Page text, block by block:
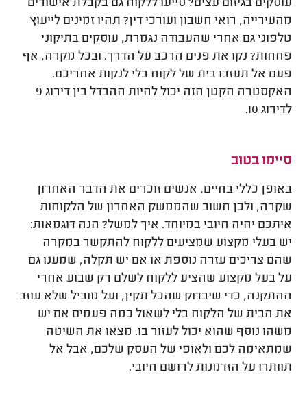
עוסקים בגיזום עצים? סייעו ללקוח גם בקבלת אישורים
מהעירייה, רואי חשבון ועורכי דין? תהיו זמינים לייעוץ
טלפוני גם אחרי שהעבודה נגמרת, עוסקים בתיקוני
פחחות? נקו את פנים הרכב על הדרך. ובכל מקרה, אף
פעם אל תעזבו בית של לקוח בלי לנקות אחריכם.
האקסטרה הקטן הזה יכול להיות ההבדל בין דירוג 9
לדירוג 10.
סיימו בטוב
באופן כללי בחיים, אנשים זוכרים את הדבר האחרון
שקרה, ולכן חשוב שהממשק האחרון של הלקוחות
איתכם יהיה חיובי במיוחד. איך למשל? הנה דוגמאות:
יש בעלי מקצוע שמציעים ללקוח להתקשר במקרה
שהם צריכים עזרה נוספת או אם יש תקלה, שמענו גם
על בעל מקצוע שהציע ללקוח לשלם רק שבוע אחרי
ההתקנה, כדי שיבדוק שהכל תקין, ועל מוביל שלא עוזב
את הבית של הלקוח בלי לשאול כמה פעמים אם יש
משהו נוסף שהוא יכול לעזור בו. מצאו את השיטה
שמתאימה לכם ולאופי של העסק שלכם, אבל אל
תוותרו על הזדמנות לרושם חיובי.